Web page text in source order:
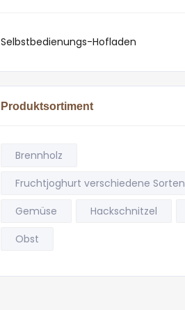
Selbstbedienungs-Hofladen
Produktsortiment
Brennholz
Fruchtjoghurt verschiedene Sorten
Gemüse
Hackschnitzel
Obst